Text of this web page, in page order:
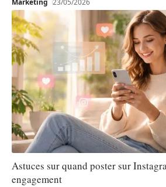
Astuces sur quand poster sur
engagement